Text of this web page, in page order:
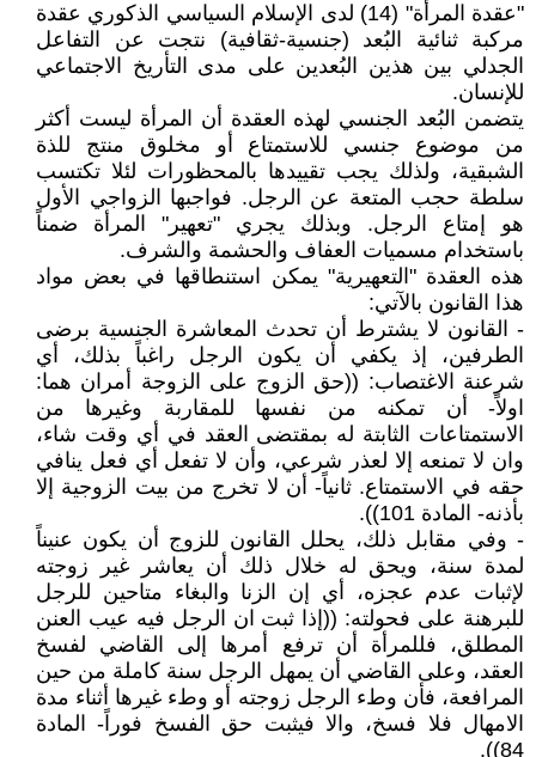
"عقدة المرأة" (14) لدى الإسلام السياسي الذكوري عقدة
مركبة ثنائية البُعد (جنسية-ثقافية) نتجت عن التفاعل
الجدلي بين هذين البُعدين على مدى التأريخ الاجتماعي
للإنسان.
يتضمن البُعد الجنسي لهذه العقدة أن المرأة ليست أكثر
من موضوع جنسي للاستمتاع أو مخلوق منتج للذة
الشبقية، ولذلك يجب تقييدها بالمحظورات لئلا تكتسب
سلطة حجب المتعة عن الرجل. فواجبها الزواجي الأول
هو إمتاع الرجل. وبذلك يجري "تعهير" المرأة ضمناً
باستخدام مسميات العفاف والحشمة والشرف.
هذه العقدة "التعهيرية" يمكن استنطاقها في بعض مواد
هذا القانون بالآتي:
- القانون لا يشترط أن تحدث المعاشرة الجنسية برضى
الطرفين، إذ يكفي أن يكون الرجل راغباً بذلك، أي
شرعنة الاغتصاب: ((حق الزوج على الزوجة أمران هما:
اولاً- أن تمكنه من نفسها للمقاربة وغيرها من
الاستمتاعات الثابتة له بمقتضى العقد في أي وقت شاء،
وان لا تمنعه إلا لعذر شرعي، وأن لا تفعل أي فعل ينافي
حقه في الاستمتاع. ثانياً- أن لا تخرج من بيت الزوجية إلا
بأذنه- المادة 101)).
- وفي مقابل ذلك، يحلل القانون للزوج أن يكون عنيناً
لمدة سنة، ويحق له خلال ذلك أن يعاشر غير زوجته
لإثبات عدم عجزه، أي إن الزنا والبغاء متاحين للرجل
للبرهنة على فحولته: ((إذا ثبت ان الرجل فيه عيب العنن
المطلق، فللمرأة أن ترفع أمرها إلى القاضي لفسخ
العقد، وعلى القاضي أن يمهل الرجل سنة كاملة من حين
المرافعة، فأن وطء الرجل زوجته أو وطء غيرها أثناء مدة
الامهال فلا فسخ، والا فيثبت حق الفسخ فوراً- المادة
84)).